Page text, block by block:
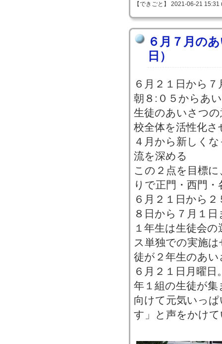
【できごと】 2021-06-21
６月７月の
日）
６月２１日から
朝８:０５からあ
生徒のあいさつ
校全体を活性化さ
４月から新しく
流を深める
この２点を目標
りで正門・西門
６月２１日から
８日から７月１
１年生は生徒会
ス単独での実施
徒が２年生のあ
６月２１日月曜
年１組の生徒が
向けて元気いっ
す」と声をかけ